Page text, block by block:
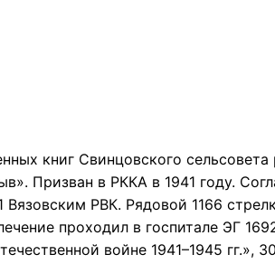
книг Свинцовского
Призван в РККА в 1941 году.
РВК. Рядовой 1166
проходил в госпитале ЭГ
войне 1941–1945 гг.»,